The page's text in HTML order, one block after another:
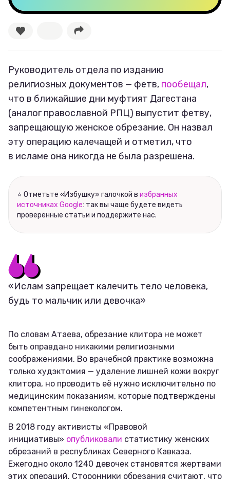
Ваши истории
Соцсети
Руководитель отдела по изданию
религиозных документов — фетв, пообещал,
что в ближайшие дни муфтият Дагестана
(аналог православной РПЦ) выпустит фетву,
запрещающую женское обрезание. Он назвал
эту операцию калечащей и отметил, что
в исламе она никогда не была разрешена.
⭐ Отметьте «Избушку» галочкой в избранных
источниках Google: так вы чаще будете видеть
проверенные статьи и поддержите нас.
«Ислам запрещает калечить тело человека,
будь то мальчик или девочка»
По словам Атаева, обрезание клитора не может
быть оправдано никакими религиозными
соображениями. Во врачебной практике возможна
только худэктомия — удаление лишней кожи вокруг
клитора, но проводить её нужно исключительно по
медицинским показаниям, которые подтверждены
компетентным гинекологом.
В 2018 году активисты «Правовой
инициативы» опубликовали статистику женских
обрезаний в республиках Северного Кавказа.
Ежегодно около 1240 девочек становятся жертвами
этих операций. Сторонники обрезания считают, что